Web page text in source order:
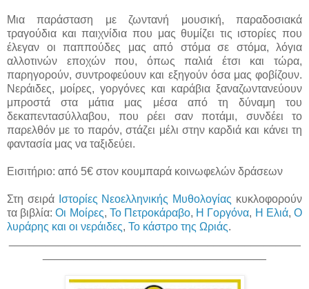
Μια παράσταση με ζωντανή μουσική, παραδοσιακά
τραγούδια και παιχνίδια που μας θυμίζει τις ιστορίες που
έλεγαν οι παππούδες μας από στόμα σε στόμα, λόγια
αλλοτινών εποχών που, όπως παλιά έτσι και τώρα,
παρηγορούν, συντροφεύουν και εξηγούν όσα μας φοβίζουν.
Νεράιδες, μοίρες, γοργόνες και καράβια ξαναζωντανεύουν
μπροστά στα μάτια μας μέσα από τη δύναμη του
δεκαπεντασύλλαβου, που ρέει σαν ποτάμι, συνδέει το
παρελθόν με το παρόν, στάζει μέλι στην καρδιά και κάνει τη
φαντασία μας να ταξιδεύει.
Εισιτήριο: από 5€ στον κουμπαρά κοινωφελών δράσεων
Στη σειρά Ιστορίες Νεοελληνικής Μυθολογίας κυκλοφορούν
τα βιβλία:Οι Μοίρες, Το Πετροκάραβο, Η Γοργόνα, Η Ελιά,Ο
λυράρης και οι νεράιδες, Το κάστρο της Ωριάς.